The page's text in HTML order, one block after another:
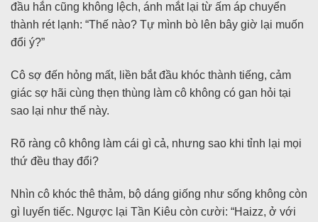
đầu hắn cũng không lệch, ánh mắt lại từ ấm áp chuyển
thành rét lạnh: “Thế nào? Tự mình bò lên bây giờ lại muốn
đổi ý?”
Cô sợ đến hỏng mất, liền bắt đầu khóc thành tiếng, cảm
giác sợ hãi cùng thẹn thùng làm cô không có gan hỏi tại
sao lại như thế này.
Rõ ràng cô không làm cái gì cả, nhưng sao khi tỉnh lại mọi
thứ đều thay đổi?
Nhìn cô khóc thê thảm, bộ dáng giống như sống không còn
gì luyến tiếc. Ngược lại Tần Kiêu còn cười: “Haizz, ở với